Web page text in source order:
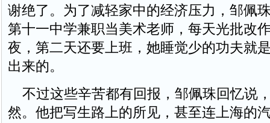
谢绝了。为了减轻家中的经济压力，邹佩
第十一中学兼职当美术老师，每天光批改
夜，第二天还要上班，她睡觉少的功夫就
出来的。
不过这些辛苦都有回报，邹佩珠回忆说
然。他把写生路上的所见，甚至连上海的